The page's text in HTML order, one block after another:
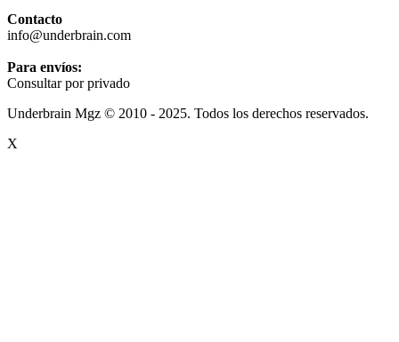
Contacto
info@underbrain.com
Para envíos:
Consultar por privado
Underbrain Mgz © 2010 - 2025. Todos los derechos reservados.
X